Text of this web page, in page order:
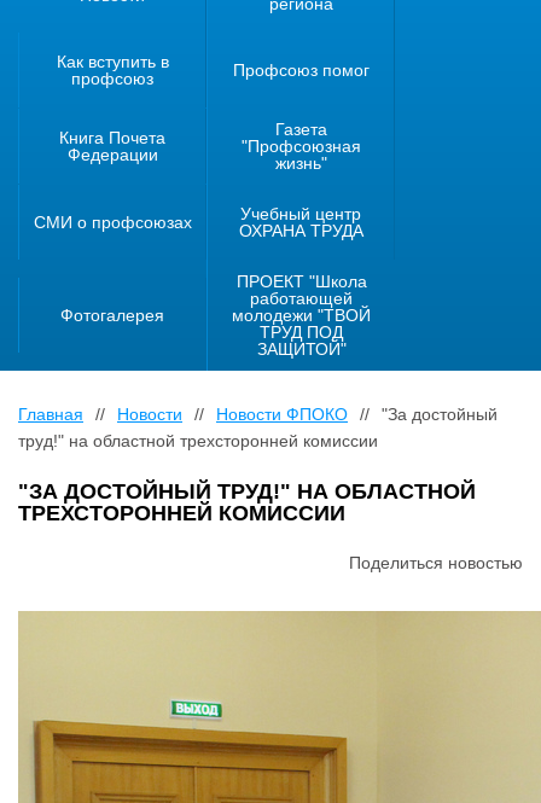
региона
Как вступить в
профсоюз
Профсоюз помог
Книга Почета
Федерации
Газета
"Профсоюзная
жизнь"
СМИ о профсоюзах
Учебный центр
ОХРАНА ТРУДА
Фотогалерея
ПРОЕКТ "Школа
работающей
молодежи "ТВОЙ
ТРУД ПОД
ЗАЩИТОЙ"
Главная // Новости // Новости ФПОКО //
"За достойный
труд!" на областной трехсторонней комиссии
"ЗА ДОСТОЙНЫЙ ТРУД!" НА ОБЛАСТНОЙ
ТРЕХСТОРОННЕЙ КОМИССИИ
Поделиться новостью